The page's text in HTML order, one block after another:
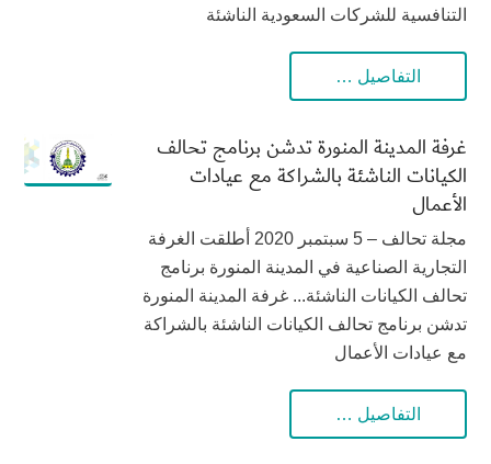
التنافسية للشركات السعودية الناشئة
التفاصيل …
غرفة المدينة المنورة تدشن برنامج تحالف
الكيانات الناشئة بالشراكة مع عيادات
الأعمال
مجلة تحالف – 5 سبتمبر 2020 أطلقت الغرفة
التجارية الصناعية في المدينة المنورة برنامج
تحالف الكيانات الناشئة... غرفة المدينة المنورة
تدشن برنامج تحالف الكيانات الناشئة بالشراكة
مع عيادات الأعمال
التفاصيل …